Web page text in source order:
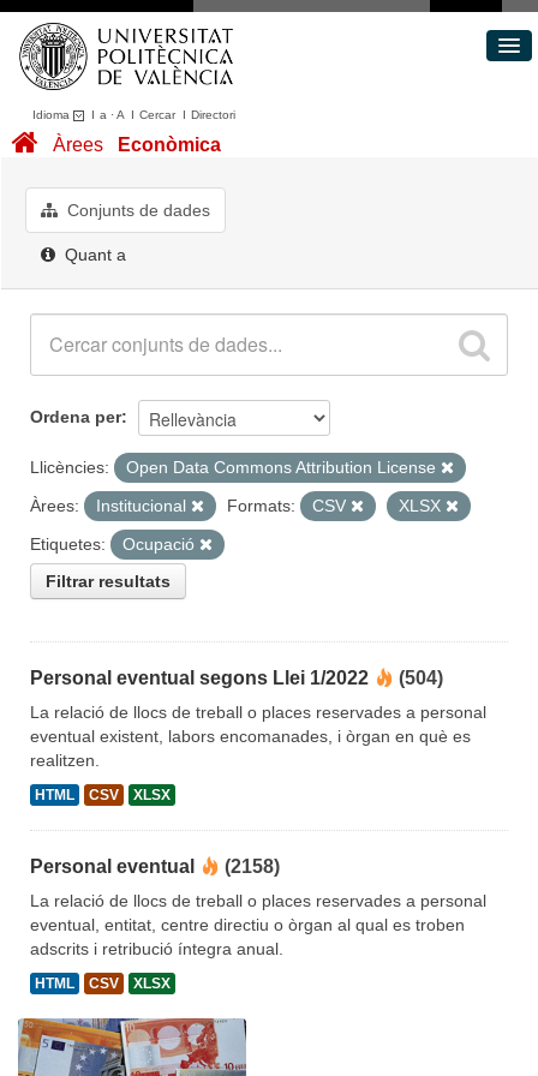
Idioma I a ·A I CercarI Directori
Conjunts de dades
Quant a
Àrees Econòmica
Conjunts de dades
Quant a
Ordena per
Llicències:
Open Data Commons Attribution License
Àrees:
Institucional Formats: CSV
XLSX
Etiquetes:
Ocupació
Filtrar resultats
Personal eventual segons Llei 1/2022 (504)
La relació de llocs de treball o places reservades a personal
eventual existent, labors encomanades, i òrgan en què es
realitzen.
HTML CSV XLSX
Personal eventual (2158)
La relació de llocs de treball o places reservades a personal
eventual, entitat, centre directiu o òrgan al qual es troben
adscrits i retribució íntegra anual.
HTML CSV XLSX